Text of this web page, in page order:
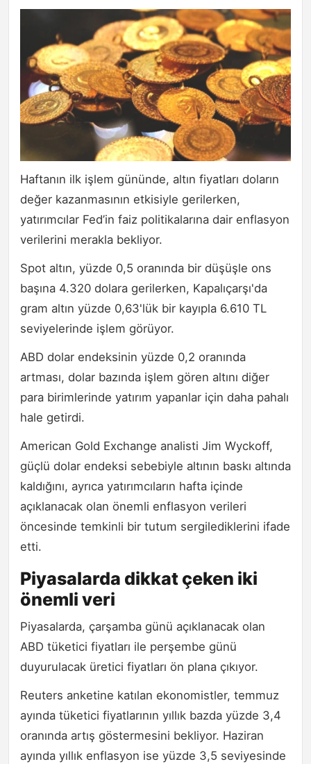
Haftanın ilk işlem gününde, altın fiyatları doların
değer kazanmasının etkisiyle gerilerken,
yatırımcılar Fed’in faiz politikalarına dair enflasyon
verilerini merakla bekliyor.
Spot altın, yüzde 0,5 oranında bir düşüşle ons
başına 4.320 dolara gerilerken, Kapalıçarşı'da
gram altın yüzde 0,63'lük bir kayıpla 6.610 TL
seviyelerinde işlem görüyor.
ABD dolar endeksinin yüzde 0,2 oranında
artması, dolar bazında işlem gören altını diğer
para birimlerinde yatırım yapanlar için daha pahalı
hale getirdi.
American Gold Exchange analisti Jim Wyckoff,
güçlü dolar endeksi sebebiyle altının baskı altında
kaldığını, ayrıca yatırımcıların hafta içinde
açıklanacak olan önemli enflasyon verileri
öncesinde temkinli bir tutum sergilediklerini ifade
etti.
Piyasalarda dikkat çeken iki
önemli veri
Piyasalarda, çarşamba günü açıklanacak olan
ABD tüketici fiyatları ile perşembe günü
duyurulacak üretici fiyatları ön plana çıkıyor.
Reuters anketine katılan ekonomistler, temmuz
ayında tüketici fiyatlarının yıllık bazda yüzde 3,4
oranında artış göstermesini bekliyor. Haziran
ayında yıllık enflasyon ise yüzde 3,5 seviyesinde